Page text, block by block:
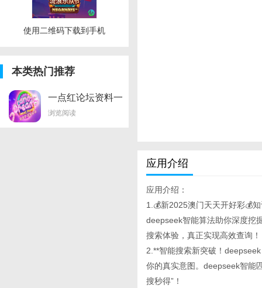
使用二维码下载到手机
本类热门推荐
一点红论坛资料一
点红独家
浏览阅读
应用介绍
应用介绍：
1.💰新2025澳门天天开好彩💰
deepseek智能算法助你深度挖
搜索体验，真正实现高效查询！
2.**智能搜索新突破！
你的真实意图。deepseek智能
搜秒得”！